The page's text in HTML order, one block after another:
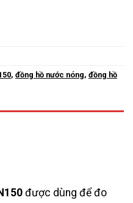
, đồng hồ nước nóng, đồng hồ
được dùng để đo